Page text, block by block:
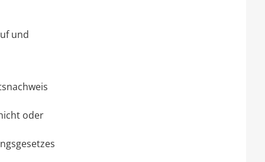
und
oder